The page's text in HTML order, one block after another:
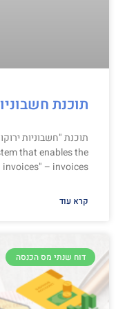
תוכנת
that enables the
– invoices,
קרא עוד
דוח שנתי מס הכנסה